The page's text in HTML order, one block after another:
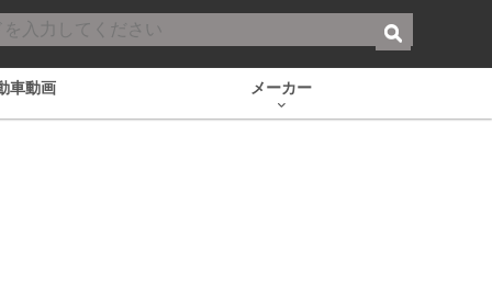
車動画 メーカー